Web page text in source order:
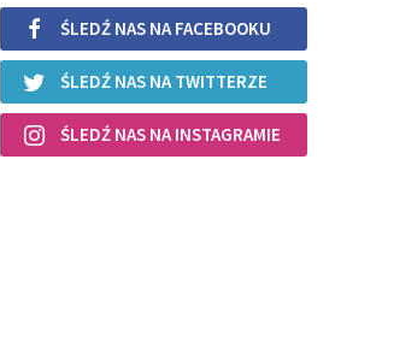
ŚLEDŹ NAS NA FACEBOOKU
ŚLEDŹ NAS NA TWITTERZE
ŚLEDŹ NAS NA INSTAGRAMIE